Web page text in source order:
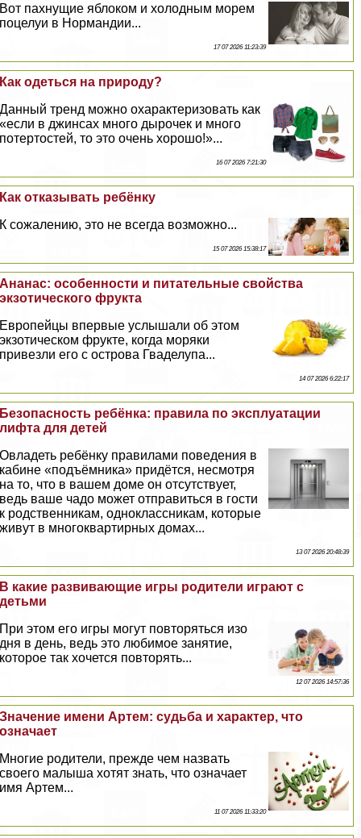
Вот пахнущие яблоком и холодным морем
поцелуи в Нормaндии...
17 07 2026 11:23:39
Как одеться на природу?
Данный тренд можно охаpaктеризовать как
«если в джинсах много дырочек и много
потертостей, то это очень хорошо!»...
16 07 2026 7:21:30
Как отказывать ребёнку
К сожалению, это не всегда возможно...
15 07 2026 15:38:17
Ананас: особенности и питательные свойства
экзотического фрукта
Европейцы впервые услышали об этом
экзотическом фрукте, когда моряки
привезли его с острова Гваделупа...
14 07 2026 6:22:17
Безопасность ребёнка: правила по эксплуатации
лифта для детей
Овладеть ребёнку правилами поведения в
кабине «подъёмника» придётся, несмотря
на то, что в вашем доме он отсутствует,
ведь ваше чадо может отправиться в гости
к родственникам, одноклассникам, которые
живут в многоквартирных домах...
13 07 2026 20:48:39
В какие развивающие игры родители играют с
детьми
При этом его игры могут повторяться изо
дня в день, ведь это любимое занятие,
которое так хочется повторять...
12 07 2026 14:57:36
Значение имени Артем: судьба и хаpaктер, что
означает
Многие родители, прежде чем назвать
своего малыша хотят знать, что означает
имя Артем...
11 07 2026 11:33:20